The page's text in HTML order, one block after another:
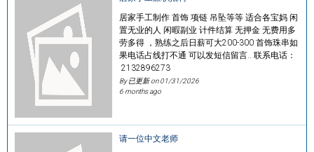
居家手工制作 首饰 项链 吊坠等等 适合各宝妈 闲
置无业的人 闲暇副业 计件结算 无押金 无费用多
劳多得 ，熟练之后日薪可大200-300 首饰珠串如
果电话占线打不通 可以发短信留言.. 联系电话：
2132896273
By 已更新 on01/31/2026
6 months ago
请一位中文老师